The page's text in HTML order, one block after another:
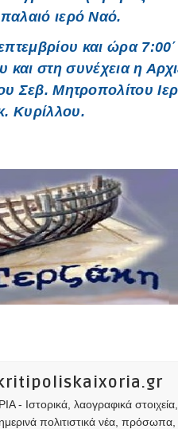
ιερό Ναό.
και ώρα
στη συνέχεια η
Σεβ. Μητροπολίτου
Κυρίλλου.
Ιστορικά, λαογραφικά
πολιτιστικά νέα, πρόσωπα,